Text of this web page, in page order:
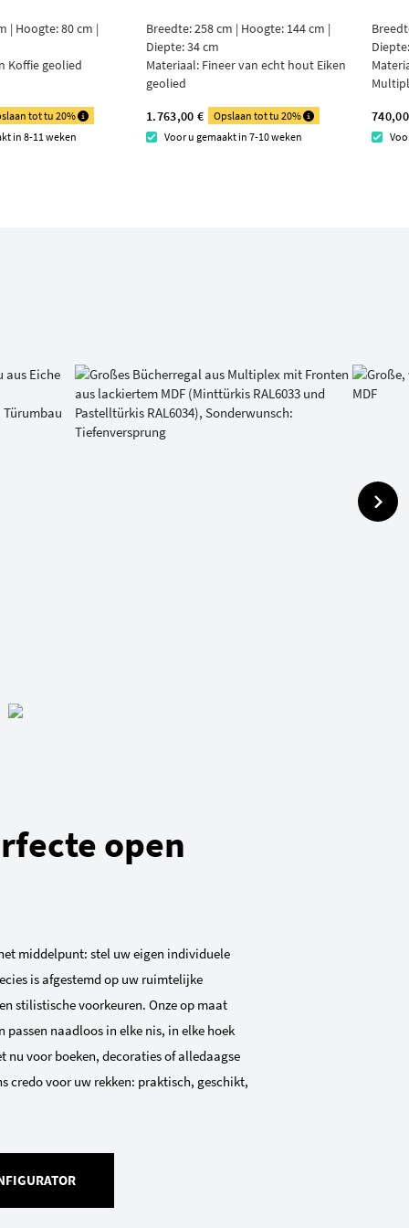
| Hoogte: 80 cm |
Koffie geolied
tot tu 20%
in 8-11 weken
Breedte: 258 cm | Hoogte: 144 cm |
Diepte: 34 cm
Materiaal: Fineer van echt hout Eiken
geolied
1.763,00 €
Opslaan tot tu 20%
Voor u gemaakt in 7-10 weken
open
middelpunt: stel uw eigen individuele
is afgestemd op uw ruimtelijke
stilistische voorkeuren. Onze op maat
passen naadloos in elke nis, in elke hoek
nu voor boeken, decoraties of alledaagse
credo voor uw rekken: praktisch, geschikt,